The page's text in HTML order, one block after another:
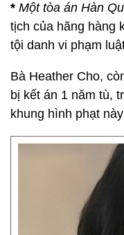
* Một tòa án Hàn
tịch của hãng hàng
tội danh vi phạm
Bà Heather Cho,
bị kết án 1 năm tù,
khung hình phạt